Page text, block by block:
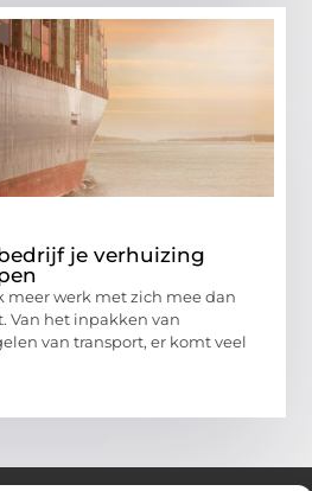
je verhuizing
meer werk met zich mee dan
Van het inpakken van
van transport, er komt veel